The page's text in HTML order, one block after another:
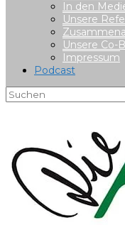
In den
Unsere
Unsere Co-
Impressum
Podcast